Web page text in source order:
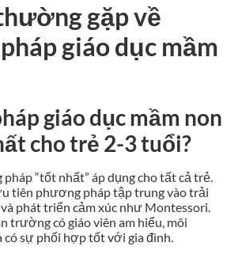
gặp về
giáo dục mầm
giáo dục mầm non
cho trẻ 2-3 tuổi?
“tốt nhất” áp dụng cho tất cả trẻ.
tiên phương pháp tập trung vào trải
phát triển cảm xúc như Montessori.
trường có giáo viên am hiểu, môi
sự phối hợp tốt với gia đình.